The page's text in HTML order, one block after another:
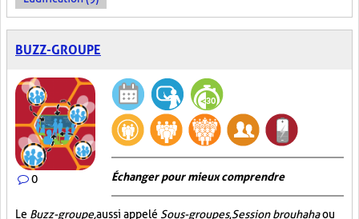
BUZZ-GROUPE
0 Échanger pour mieux comprendre
Le Buzz-groupe,aussi appelé Sous-groupes,Session brouhahaou